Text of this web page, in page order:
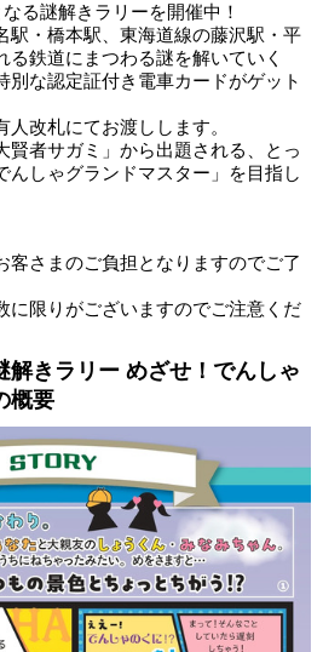
る謎解きラリーを開催中！
駅・橋本駅、東海道線の藤沢駅・平
鉄道にまつわる謎を解いていく
別な認定証付き電車カードがゲット
改札にてお渡しします。
賢者サガミ」から出題される、とっ
んしゃグランドマスター」を目指し
さまのご負担となりますのでご了
限りがございますのでご注意くだ
解きラリー めざせ！でんしゃ
概要